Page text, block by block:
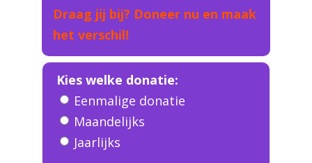
Draag jij bij? Doneer nu en maak
het verschil!
Kies welke donatie:
Eenmalige donatie
Maandelijks
Jaarlijks